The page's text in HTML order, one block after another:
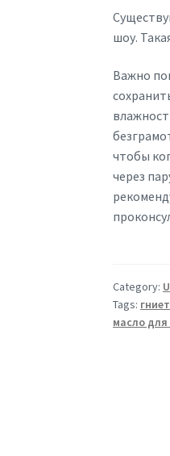
шоу.
Важно
чтобы
через
Category:
Tags:
масло